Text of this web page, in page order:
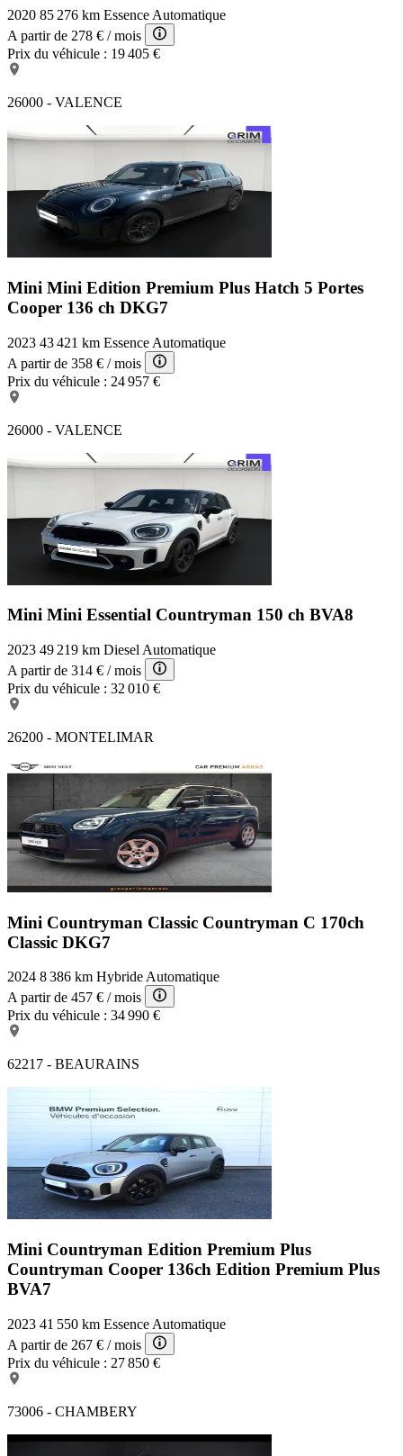
2020 85 276 km Essence Automatique
A partir de 278 € / mois
Prix du véhicule : 19 405 €
26000 - VALENCE
Mini Mini Edition Premium Plus Hatch 5 Portes
Cooper 136 ch DKG7
2023 43 421 km Essence Automatique
A partir de 358 € / mois
Prix du véhicule : 24 957 €
26000 - VALENCE
Mini Mini Essential Countryman 150 ch BVA8
2023 49 219 km Diesel Automatique
A partir de 314 € / mois
Prix du véhicule : 32 010 €
26200 - MONTELIMAR
Mini Countryman Classic Countryman C 170ch
Classic DKG7
2024 8 386 km HybrideAutomatique
A partir de 457 € / mois
Prix du véhicule : 34 990 €
62217 - BEAURAINS
Mini Countryman Edition Premium Plus
Countryman Cooper 136ch Edition Premium Plus
BVA7
2023 41 550 km Essence Automatique
A partir de 267 € / mois
Prix du véhicule : 27 850 €
73006 - CHAMBERY